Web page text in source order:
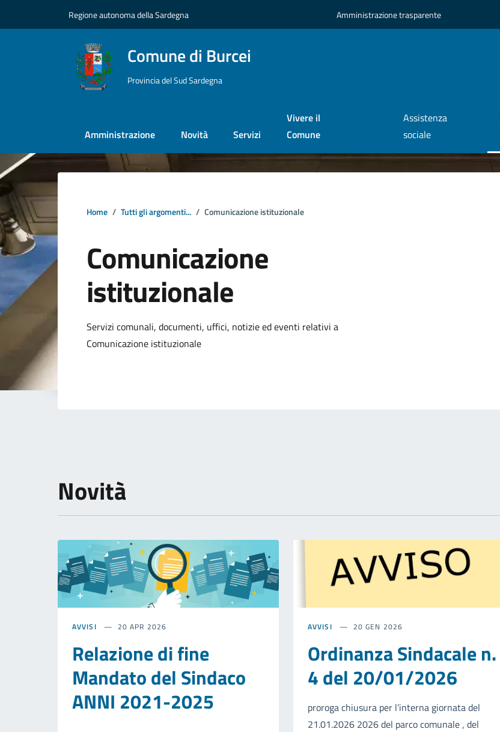
Regione autonoma della Sardegna Amministrazione trasparente
Comune di Burcei
Provincia del Sud Sardegna
Amministrazione Novità Servizi
Vivere il
Comune
Assistenza
sociale
Home Tutti gli argomenti... Comunicazione istituzionale
Comunicazione
istituzionale
Dettagli della notizia
Servizi comunali, documenti, uffici, notizie ed eventi relativi a
Comunicazione istituzionale
Novità
AVVISI 20 APR 2026
Relazione di fine
Mandato del Sindaco
ANNI 2021-2025
AVVISI 20 GEN 2026
Ordinanza Sindacale n.
4 del 20/01/2026
proroga chiusura per l’interna giornata del
21.01.2026 2026 del parco comunale , del